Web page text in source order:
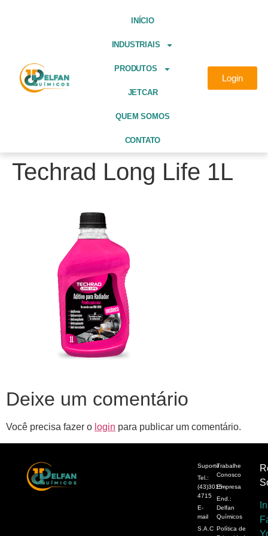
INÍCIO
INDUSTRIAIS
PRODUTOS
JETCAR
QUEM SOMOS
CONTATO
Login
Techrad Long Life 1L
Deixe um comentário
Você precisa fazer o login para publicar um comentário.
Suporte
Tel.:
(43)3015-
4715
E-
mail
S.A.C
Trabalhe
Conosco
Empresa
End.:
Delfan
Químicos
Política de